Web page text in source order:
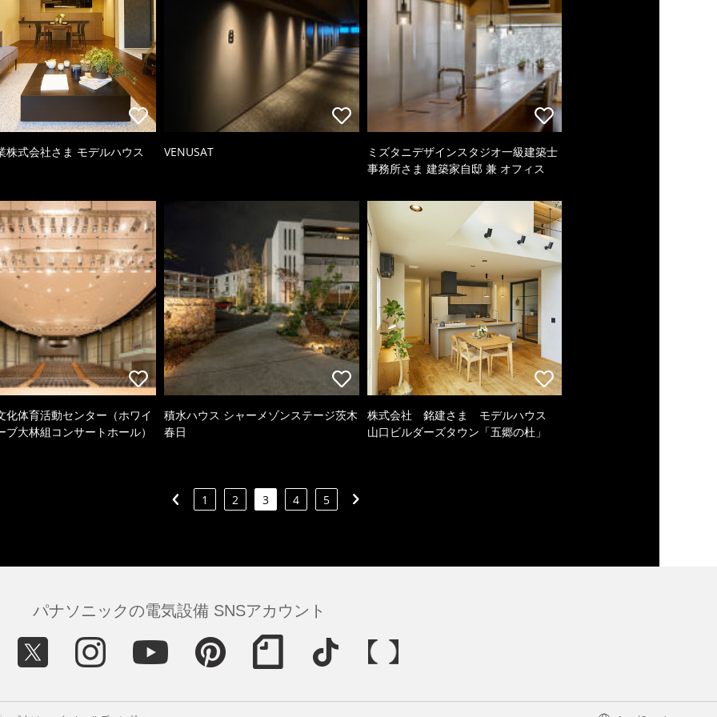
株式会社さま モデルハウス VENUSAT
ミズタニデザインスタジオ一級建築士
事務所さま 建築家自邸 兼 オフィス
化体育活動センター（ホワイ
ブ大林組コンサートホール）
積水ハウス シャーメゾンステージ茨木
春日
株式会社 銘建さま モデルハウス
山口ビルダーズタウン「五郷の杜」
1 2 3 4 5
パナソニックの電気設備 SNSアカウント